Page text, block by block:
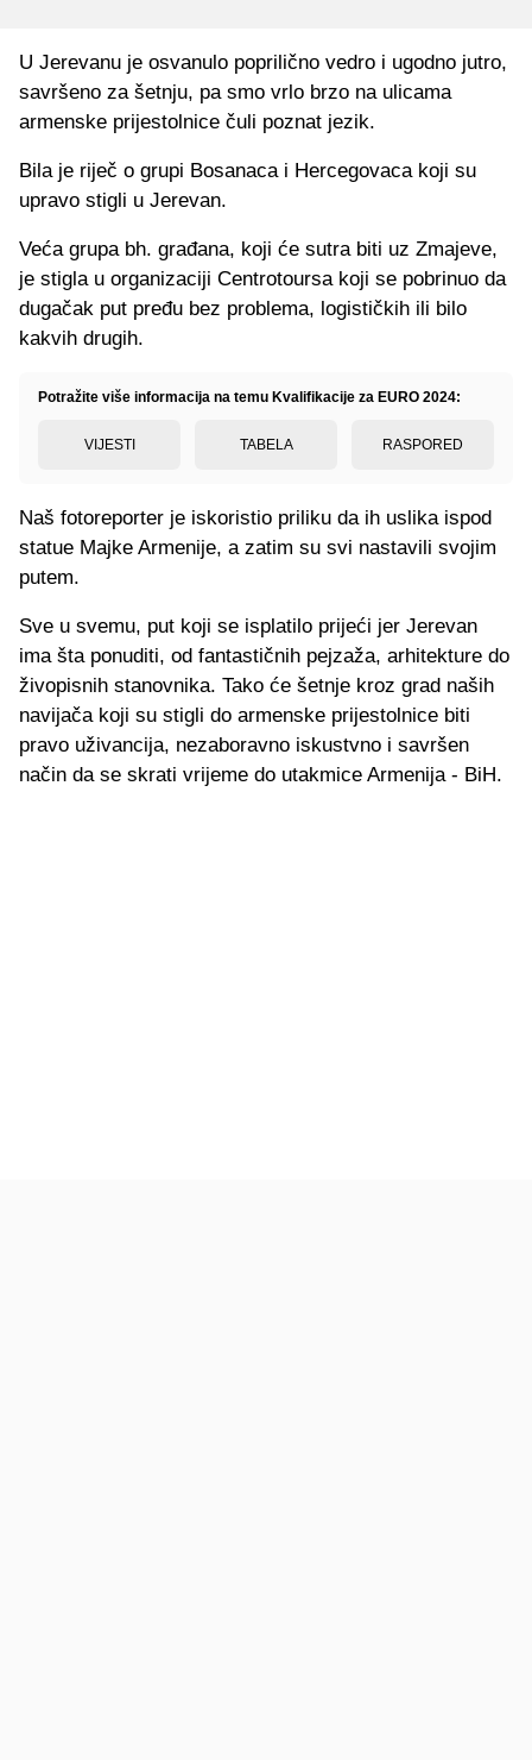
U Jerevanu je osvanulo poprilično vedro i ugodno jutro,
savršeno za šetnju, pa smo vrlo brzo na ulicama
armenske prijestolnice čuli poznat jezik.
Bila je riječ o grupi Bosanaca i Hercegovaca koji su
upravo stigli u Jerevan.
Veća grupa bh. građana, koji će sutra biti uz Zmajeve,
je stigla u organizaciji Centrotoursa koji se pobrinuo da
dugačak put pređu bez problema, logističkih ili bilo
kakvih drugih.
Potražite više informacija na temu Kvalifikacije za EURO 2024:
VIJESTI TABELA RASPORED
Naš fotoreporter je iskoristio priliku da ih uslika ispod
statue Majke Armenije, a zatim su svi nastavili svojim
putem.
Sve u svemu, put koji se isplatilo prijeći jer Jerevan
ima šta ponuditi, od fantastičnih pejzaža, arhitekture do
živopisnih stanovnika. Tako će šetnje kroz grad naših
navijača koji su stigli do armenske prijestolnice biti
pravo uživancija, nezaboravno iskustvno i savršen
način da se skrati vrijeme do utakmice Armenija - BiH.